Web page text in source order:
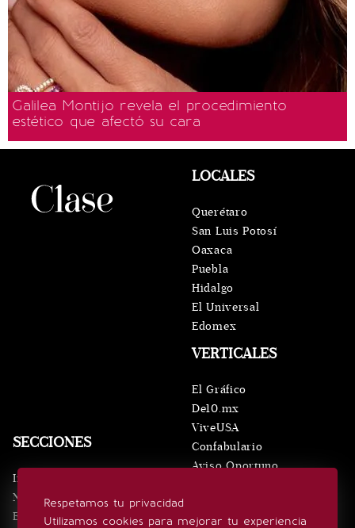
Galilea Montijo revela el procedimiento
estético que afectó su cara
Respetamos tu privacidad
Utilizamos cookies para mejorar tu experiencia
SECCIONES
Inicio
Noticias
Eventos
VERTICALES
El Gráfico
De10.mx
ViveUSA
Confabulario
Aviso Oportuno
LOCALES
Querétaro
San Luis Potosí
Oaxaca
Puebla
Hidalgo
El Universal
Edomex